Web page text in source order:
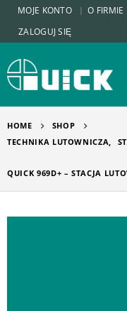
MOJE KONTO O FIRMIE
ZALOGUJ SIĘ
HOME
SHOP
TECHNIKA LUTOWNICZA,
QUICK 969D+ – STACJA